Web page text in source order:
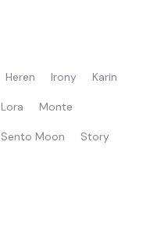
Heren Irony Karin
Lora Monte
Sento Moon Story